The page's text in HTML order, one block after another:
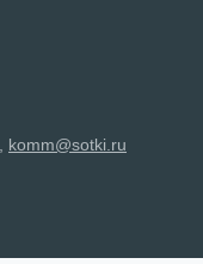
komm@sotki.ru